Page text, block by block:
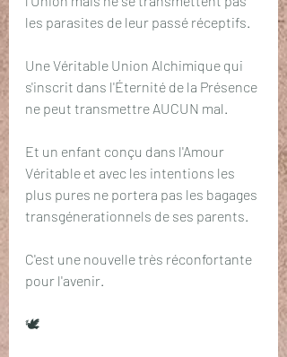
les parasites de leur passé réceptifs.
Une Véritable Union Alchimique qui
s'inscrit dans l'Éternité de la Présence
ne peut transmettre AUCUN mal.
Et un enfant conçu dans l'Amour
Véritable et avec les intentions les
plus pures ne portera pas les bagages
transgénerationnels de ses parents.
C'est une nouvelle très réconfortante
pour l'avenir.
🕊️